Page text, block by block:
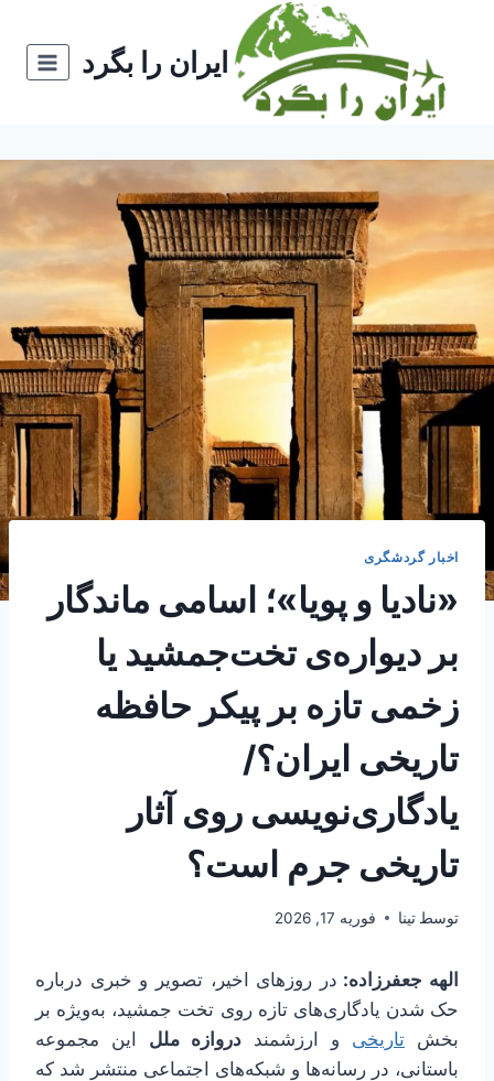
ایران را بگرد
اخبار گردشگری
«نادیا و پویا»؛ اسامی ماندگار
بر دیواره‌ی تخت‌جمشید یا
زخمی تازه بر پیکر حافظه
تاریخی ایران؟/
یادگاری‌نویسی روی آثار
تاریخی جرم است؟
توسط تینا فوریه 17, 2026
الهه جعفرزاده: در روزهای اخیر، تصویر و خبری درباره
حک شدن یادگاری‌های تازه روی تخت جمشید، به‌ویژه بر
بخش تاریخی و ارزشمند دروازه ملل این مجموعه
باستانی، در رسانه‌ها و شبکه‌های اجتماعی منتشر شد که